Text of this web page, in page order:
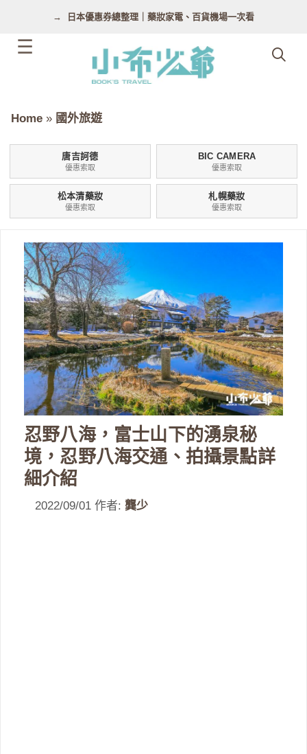
日本優惠券總整理｜藥妝家電、百貨機場一次看
Home » 國外旅遊
唐吉訶德
優惠索取
BIC CAMERA
優惠索取
松本清藥妝
優惠索取
札幌藥妝
優惠索取
忍野八海，富士山下的湧泉秘
境，忍野八海交通、拍攝景點詳
細介紹
2022/09/01 作者: 龔少